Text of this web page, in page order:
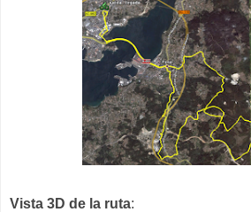
Vista 3D de la ruta: